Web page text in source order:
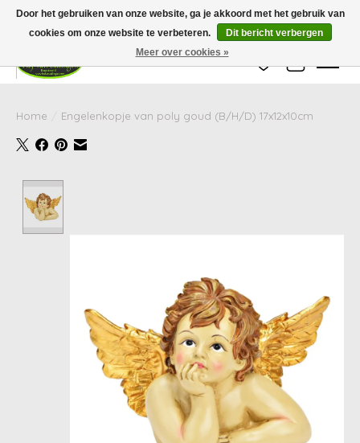
Wij zijn gesloten van 24 december tot en met 25 januari. Houd er rekening mee
dat de levertijd van uw bestelling in deze periode langer kan zijn dan
gebruikelijk.
Verlanglijst
Home Engelenkopje van poly goud (B/H/D) 17x12x10cm
Door het gebruiken van onze website, ga je akkoord met het gebruik van
cookies om onze website te verbeteren.
Dit bericht verbergen
Meer over cookies »